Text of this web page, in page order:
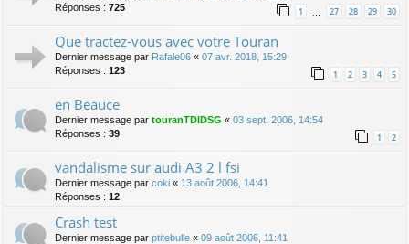
Réponses : 725 1 27 28 29 30
Que tractez-vous avec votre Touran
Dernier message par Rafale06 « 07 avr. 2018, 15:29
Réponses : 123 1 2 3 4 5
en Beauce
Dernier message par touranTDIDSG « 03 sept. 2006, 14:54
Réponses : 39 1 2
vandalisme sur audi A3 2 l fsi
Dernier message par coki « 13 août 2006, 14:41
Réponses : 12
Crash test
Dernier message par ptitebulle « 09 août 2006, 11:41